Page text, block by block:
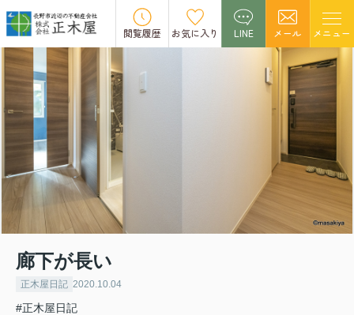
閲覧履歴 お気に入り LINE メール メニュー
廊下が長い
正木屋日記 2020.10.04
#正木屋日記